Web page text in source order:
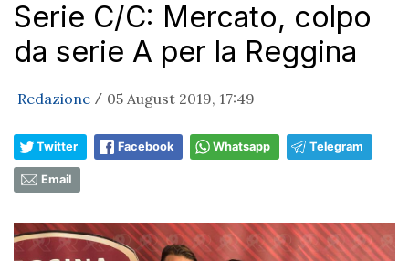
Serie C/C: Mercato, colpo
da serie A per la Reggina
Redazione / 05 August 2019, 17:49
Twitter Facebook Whatsapp Telegram
Email